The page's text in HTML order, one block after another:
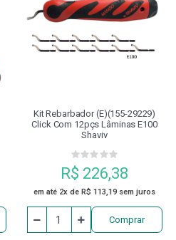
Kit Rebarbador (e)(155-29229)
Click Com 12pçs Lâminas E100
Shaviv
R$ 226,38
em até 2x de R$ 113,19 sem juros
Comprar